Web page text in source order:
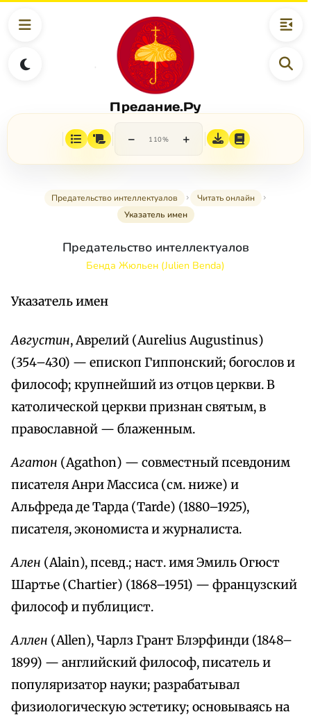
Предание.Ру
− 110% +
Предательство интеллектуалов
Читать онлайн
Указатель имен
Предательство интеллектуалов
Бенда Жюльен (Julien Benda)
Указатель имен
Августин, Аврелий (Aurelius Augustinus)
(354–430) — епископ Гиппонский; богослов и
философ; крупнейший из отцов церкви. В
католической церкви признан святым, в
православной — блаженным.
Агатон (Agathon) — совместный псевдоним
писателя Анри Массиса (см. ниже) и
Альфреда де Тарда (Tarde) (1880–1925),
писателя, экономиста и журналиста.
Ален (Alain), псевд.; наст. имя Эмиль Огюст
Шартье (Chartier) (1868–1951) — французский
философ и публицист.
Аллен (Allen), Чарлз Грант Блэрфинди (1848–
1899) — английский философ, писатель и
популяризатор науки; разрабатывал
физиологическую эстетику; основываясь на